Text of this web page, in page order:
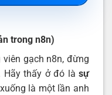
trong n8n)
gạch n8n, đừng
Hãy thấy ở đó là sự
là một lần anh